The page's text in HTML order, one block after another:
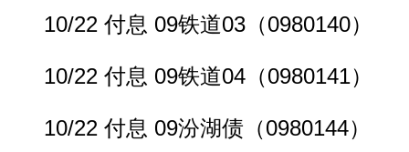
10/22 付息 09铁道03（0980140）
10/22 付息 09铁道04（0980141）
10/22 付息 09汾湖债（0980144）